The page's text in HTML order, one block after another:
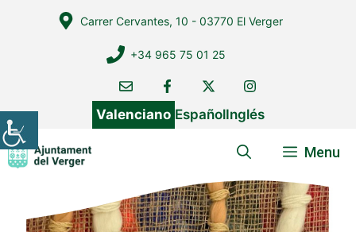
Carrer Cervantes, 10 - 03770 El Verger
+34 965 75 01 25
Valenciano EspañolInglés
Menu